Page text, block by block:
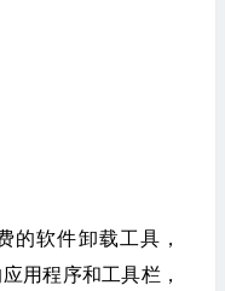
的软件卸载工具，
用程序和工具栏，